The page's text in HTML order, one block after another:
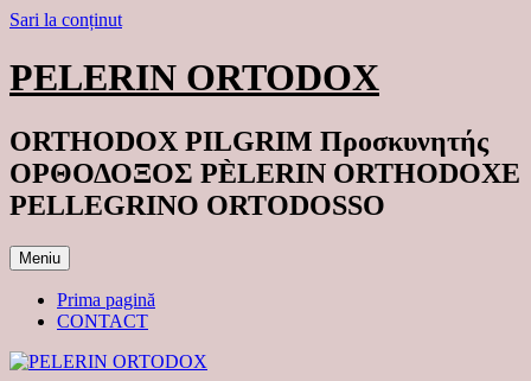
Sari la conținut
PELERIN ORTODOX
ORTHODOX PILGRIM Προσκυνητής
ΟΡΘΟΔΟΞΟΣ PÈLERIN ORTHODOXE
PELLEGRINO ORTODOSSO
Meniu
Prima pagină
CONTACT